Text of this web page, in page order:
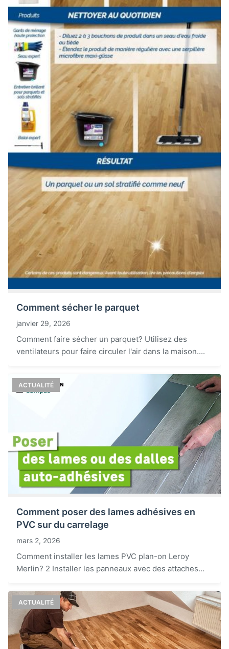
Comment sécher le parquet
janvier 29, 2026
Comment faire sécher un parquet? Utilisez des
ventilateurs pour faire circuler l'air dans la maison....
ACTUALITÉ
Comment poser des lames adhésives en
PVC sur du carrelage
mars 2, 2026
Comment installer les lames PVC plan-on Leroy
Merlin? 2 Installer les panneaux avec des attaches...
ACTUALITÉ